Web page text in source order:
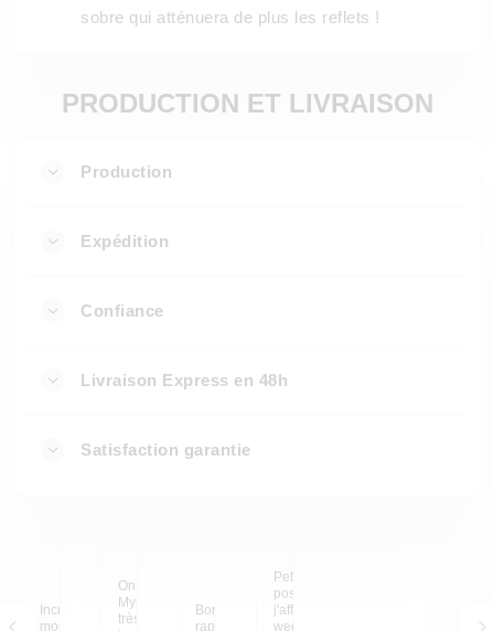
sobre qui atténuera de plus les reflets !
PRODUCTION ET LIVRAISON
Production
Expédition
Confiance
Livraison Express en 48h
Satisfaction garantie
Incroyable ! Sublime
mon entrée
On peut dire que
Myposter me laisse une
très belle impression.
Bon qualité prix et
rapide
Petit pêle-mêle de
posters encadrés que
j'afficherai fièrement ce
week-end après mon